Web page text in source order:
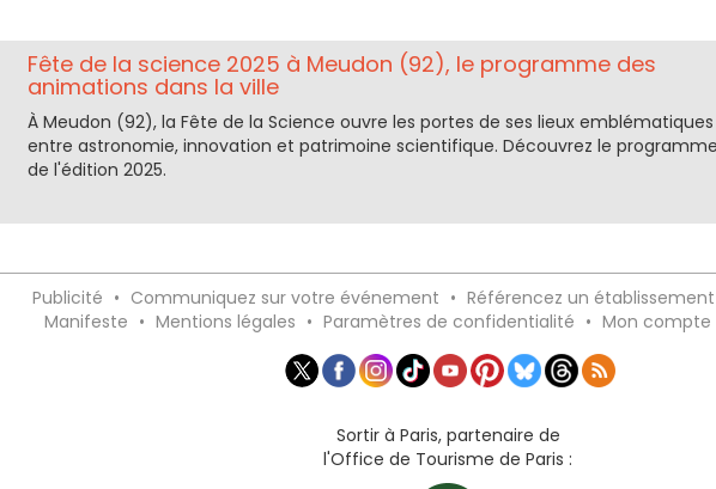
Fête de la science 2025 à Meudon (92), le programme des
animations dans la ville
À Meudon (92), la Fête de la Science ouvre les portes de ses lieux emblématiques
entre astronomie, innovation et patrimoine scientifique. Découvrez le
de l'édition 2025.
Publicité • Communiquez sur votre événement • Référencez un établissement
Manifeste • Mentions légales • Paramètres de confidentialité • Mon compte
Sortir à Paris, partenaire de
l'Office de Tourisme de Paris :